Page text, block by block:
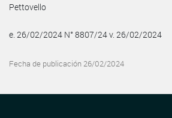
Pettovello
e. 26/02/2024 N° 8807/24 v. 26/02/2024
Fecha de publicación 26/02/2024